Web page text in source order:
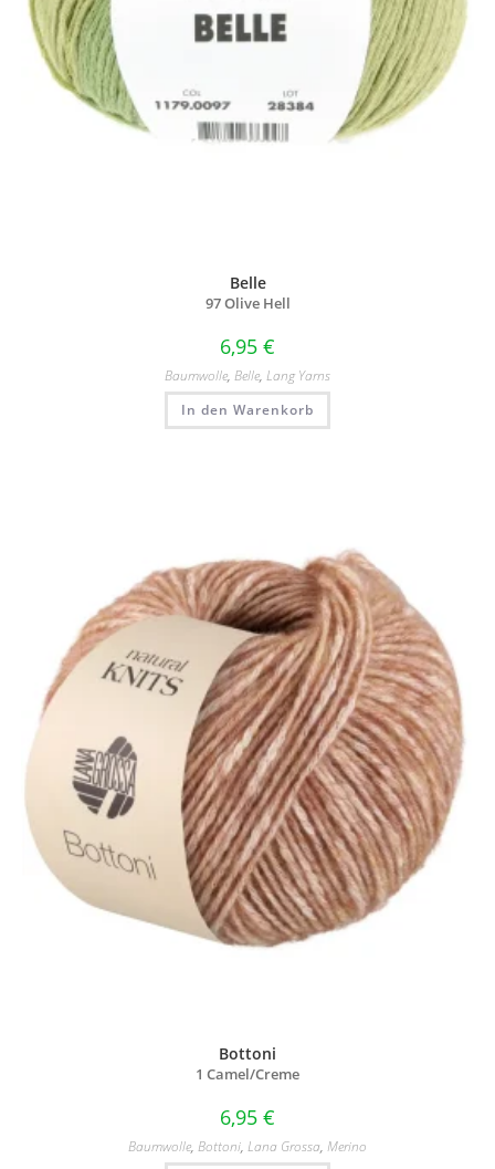
Belle
97 Olive Hell
6,95 €
Baumwolle, Belle, Lang Yarns
In den Warenkorb
Bottoni
1 Camel/Creme
6,95 €
Baumwolle, Bottoni, Lana Grossa, Merino